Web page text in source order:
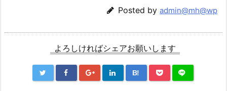
Posted by admin@mh@wp
よろしければシェアお願いします
B!